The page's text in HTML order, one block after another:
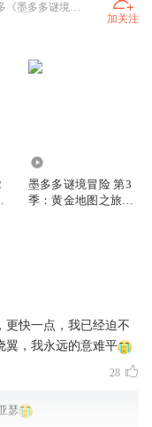
追梦成长，勇敢不负时光。想了解更多《墨多多谜境冒险》资讯，欢迎关注小红书“Smilebooks三环童书”、微信公众号“三环童书”、抖音“三环童书”。
加关注
墨多多谜境冒险 第3
季：黄金地图之旅｜
更快一点，我已经迫不
翼，我永远的意难平
28
瑟